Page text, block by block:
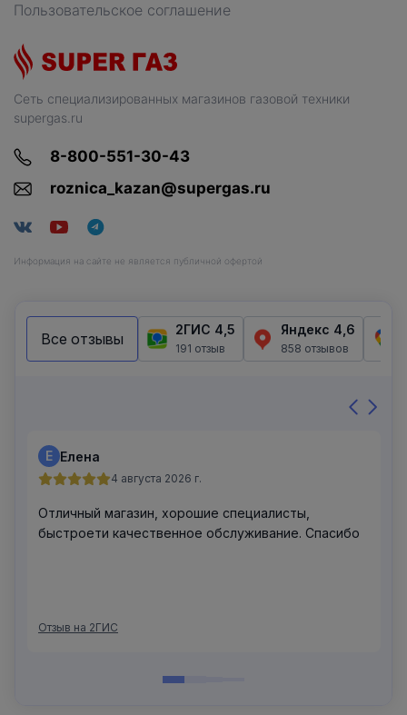
Сеть специализированных магазинов газовой техники
supergas.ru
8-800-551-30-43
roznica_kazan@supergas.ru
Информация на сайте не является публичной офертой
Пользовательское соглашение